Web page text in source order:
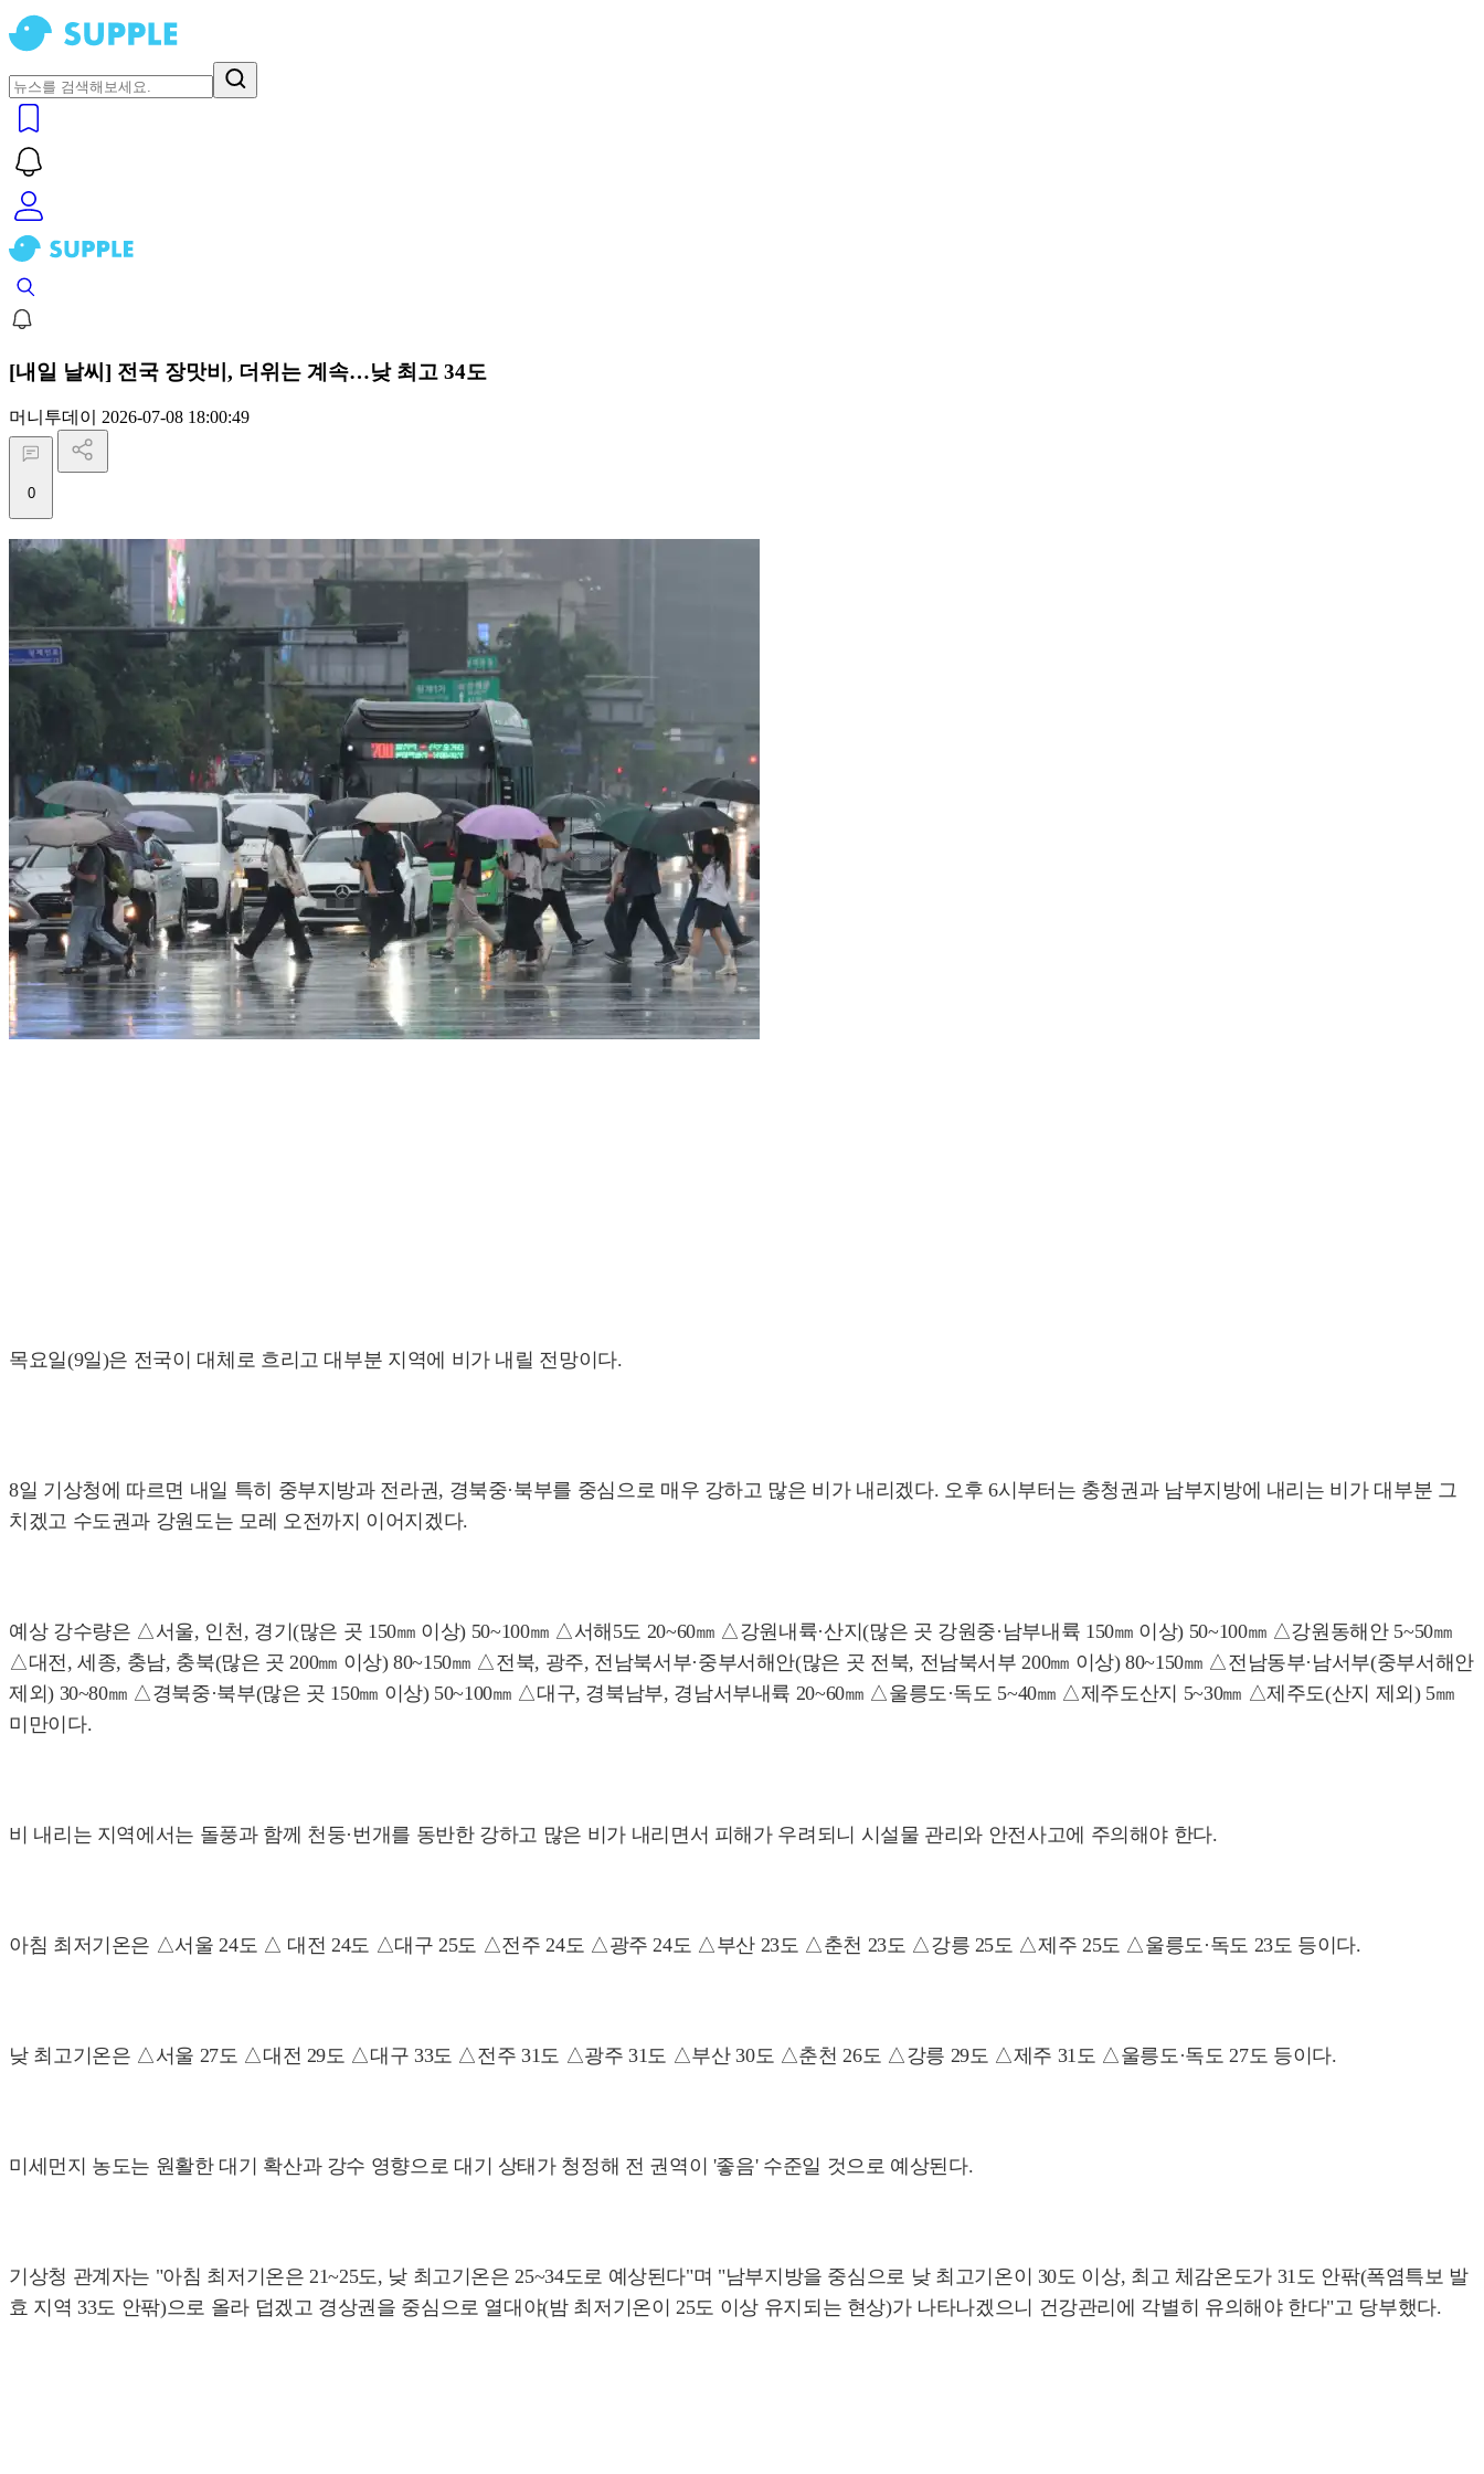
[내일 날씨] 전국 장맛비, 더위는 계속…낮 최고 34도
머니투데이 2026-07-08 18:00:49
0
목요일(9일)은 전국이 대체로 흐리고 대부분 지역에 비가 내릴 전망이다.
8일 기상청에 따르면 내일 특히 중부지방과 전라권, 경북중·북부를 중심으로 매우 강하고 많은 비가 내리겠다. 오후 6시부터는 충청권과 남부지방에 내리는 비가 대부분 그
치겠고 수도권과 강원도는 모레 오전까지 이어지겠다.
예상 강수량은 △서울, 인천, 경기(많은 곳 150㎜ 이상) 50~100㎜ △서해5도 20~60㎜ △강원내륙·산지(많은 곳 강원중·남부내륙 150㎜ 이상) 50~100㎜ △강원동해안 5~50㎜
△대전, 세종, 충남, 충북(많은 곳 200㎜ 이상) 80~150㎜ △전북, 광주, 전남북서부·중부서해안(많은 곳 전북, 전남북서부 200㎜ 이상) 80~150㎜ △전남동부·남서부(중부서해안
제외) 30~80㎜ △경북중·북부(많은 곳 150㎜ 이상) 50~100㎜ △대구, 경북남부, 경남서부내륙 20~60㎜ △울릉도·독도 5~40㎜ △제주도산지 5~30㎜ △제주도(산지 제외) 5㎜
미만이다.
비 내리는 지역에서는 돌풍과 함께 천둥·번개를 동반한 강하고 많은 비가 내리면서 피해가 우려되니 시설물 관리와 안전사고에 주의해야 한다.
아침 최저기온은 △서울 24도 △ 대전 24도 △대구 25도 △전주 24도 △광주 24도 △부산 23도 △춘천 23도 △강릉 25도 △제주 25도 △울릉도·독도 23도 등이다.
낮 최고기온은 △서울 27도 △대전 29도 △대구 33도 △전주 31도 △광주 31도 △부산 30도 △춘천 26도 △강릉 29도 △제주 31도 △울릉도·독도 27도 등이다.
미세먼지 농도는 원활한 대기 확산과 강수 영향으로 대기 상태가 청정해 전 권역이 '좋음' 수준일 것으로 예상된다.
기상청 관계자는 "아침 최저기온은 21~25도, 낮 최고기온은 25~34도로 예상된다"며 "남부지방을 중심으로 낮 최고기온이 30도 이상, 최고 체감온도가 31도 안팎(폭염특보 발
효 지역 33도 안팎)으로 올라 덥겠고 경상권을 중심으로 열대야(밤 최저기온이 25도 이상 유지되는 현상)가 나타나겠으니 건강관리에 각별히 유의해야 한다"고 당부했다.